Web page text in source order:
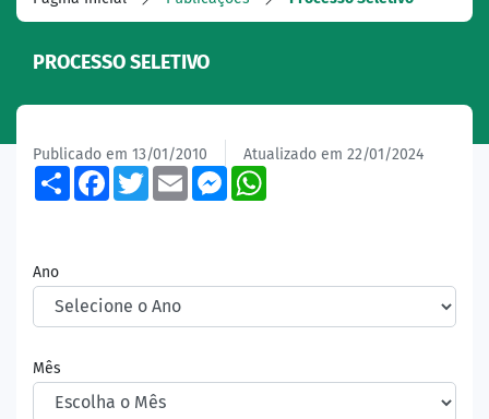
PROCESSO SELETIVO
Publicado em 13/01/2010 Atualizado em 22/01/2024
ShareFacebook
TwitterEmailMessenger
Ano
Mês